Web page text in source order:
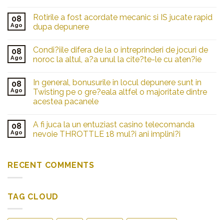
08
Ago
Rotirile a fost acordate mecanic si IS jucate rapid
dupa depunere
08
Ago
Condi?iile difera de la o intreprinderi de jocuri de
noroc la altul, a?a unul la cite?te-le cu aten?ie
08
Ago
In general, bonusurile in locul depunere sunt in
Twisting pe o gre?eala altfel o majoritate dintre
acestea pacanele
08
Ago
A fi juca la un entuziast casino telecomanda
nevoie THROTTLE 18 mul?i ani implini?i
RECENT COMMENTS
TAG CLOUD